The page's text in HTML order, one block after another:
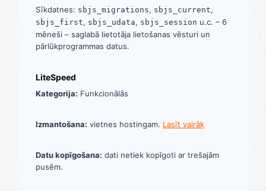
Sīkdatnes: sbjs_migrations, sbjs_current,
sbjs_first, sbjs_udata, sbjs_session u.c. – 6
mēneši – saglabā lietotāja lietošanas vēsturi un
pārlūkprogrammas datus.
LiteSpeed
Kategorija: Funkcionālās
Izmantošana: vietnes hostingam. Lasīt vairāk
Datu kopīgošana: dati netiek kopīgoti ar trešajām
pusēm.